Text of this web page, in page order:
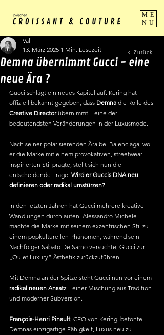
ME
NU
Demna übernimmt Gucci - eine
neue Ära ?
Vali
13. März 2025 1 Min. Lesezeit
Gucci schlägt ein neues Kapitel auf. Kering hat
offiziell bekannt gegeben, dass Demna die Rolle des
Creative Director übernimmt – eine der
bedeutendsten Veränderungen in der Luxusmode.
Nach seiner polarisierenden Ära bei Balenciaga, wo
er die Marke mit einem provokativen, streetwear-
inspirierten Stil prägte, stellt sich nun die
entscheidende Frage: Wird er Guccis DNA neu
definieren oder radikal umstürzen?
In den letzten Jahren hat Gucci mehrere kreative
Wandlungen durchlaufen. Alessandro Michele
machte die Marke mit seinem exzentrischen Stil zu
einem popkulturellen Phänomen, während sein
Nachfolger Sabato De Sarno versuchte, Gucci zur
„Quiet Luxury“-Ästhetik zurückzuführen.
Mit Demna an der Spitze steht Gucci nun vor einem
radikal neuen Ansatz – einer Mischung aus Tradition
und moderner Subversion.
François-Henri Pinault, CEO von Kering, betonte
Demnas einzigartige Fähigkeit, Luxus neu zu
< Zurück